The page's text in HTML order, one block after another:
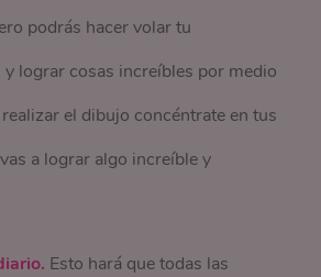
podrás hacer volar tu
lograr cosas increíbles por medio
el dibujo concéntrate en tus
a lograr algo increíble y
Esto hará que todas las